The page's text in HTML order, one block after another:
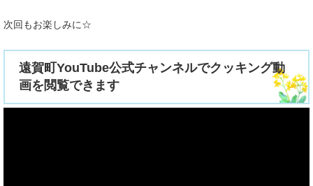
次回もお楽しみに☆
遠賀町YouTube公式チャンネルでクッキング動
画を閲覧できます